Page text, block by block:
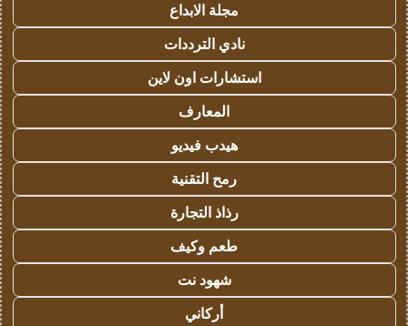
مجلة الابداع
نادي الترددات
استشارات اون لاين
المعارف
هيدب فيديو
رمح التقنية
رذاذ التجارة
طعم وكيف
شهود نت
أركاني